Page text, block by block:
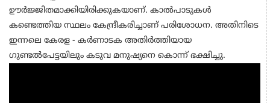
ഊര്‍ജ്ജിതമാക്കിയിരിക്കുകയാണ്. കാല്‍പാടുകള്‍
കണ്ടെത്തിയ സ്ഥലം കേന്ദ്രീകരിച്ചാണ് പരിശോധന. അതിനിടെ
ഇന്നലെ കേരള - കര്‍ണാടക അതിര്‍ത്തിയായ
ഗുണ്ടല്‍പേട്ടയിലും കടുവ മനുഷ്യനെ കൊന്ന് ഭക്ഷിച്ചു.